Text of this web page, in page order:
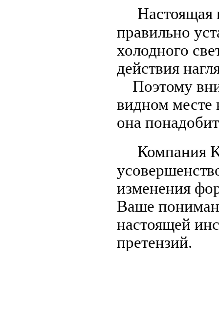
Настоящая
правильно
холодного
действия
Поэтому
видном месте
она
Компания
изменения
Ваше
настоящей
претензий.